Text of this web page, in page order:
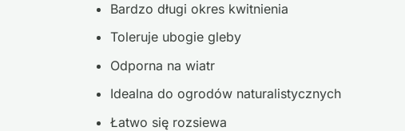
Bardzo długi okres kwitnienia
Toleruje ubogie gleby
Odporna na wiatr
Idealna do ogrodów naturalistycznych
Łatwo się rozsiewa